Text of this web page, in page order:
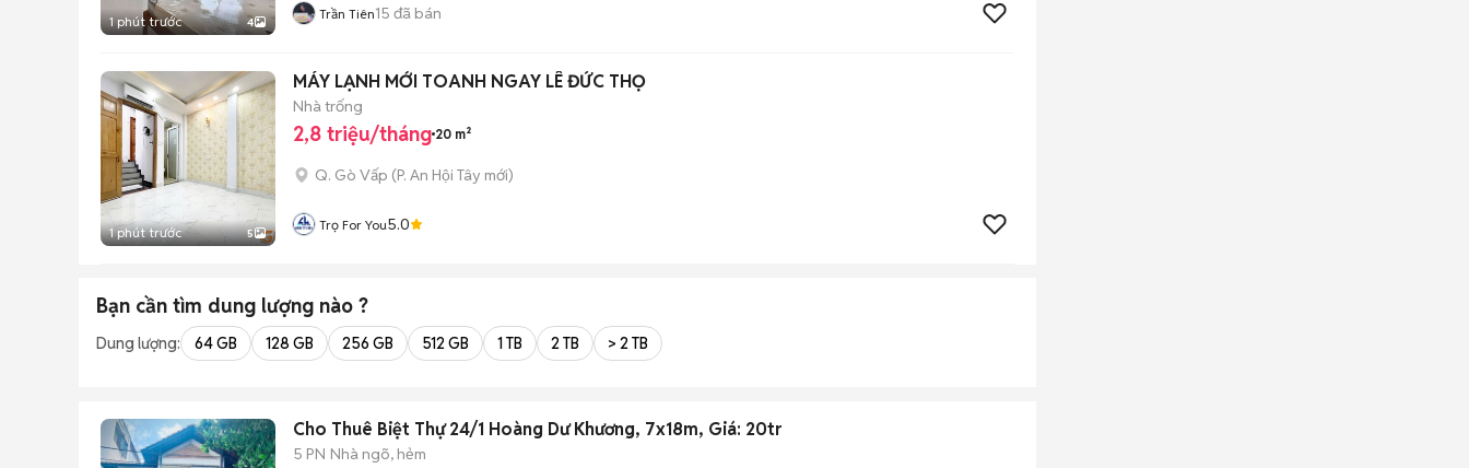
1 phút trước 4 Trần Tiên15 đã bán
1 phút trước 5
MÁY LẠNH MỚI TOANH NGAY LÊ ĐỨC THỌ
Nhà trống
2,8 triệu/tháng 20 m²
Q. Gò Vấp (P. An Hội Tây mới)
Trọ For You5.0
Bạn cần tìm dung lượng nào ?
Dung lượng: 64 GB 128 GB 256 GB 512 GB 1 TB 2 TB > 2 TB
Cho Thuê Biệt Thự 24/1 Hoàng Dư Khương, 7x18m, Giá: 20tr
5 PN Nhà ngõ, hẻm